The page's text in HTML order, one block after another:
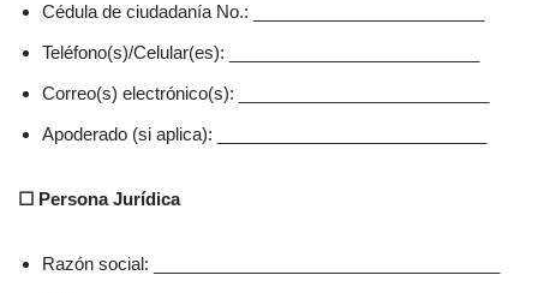
Cédula de ciudadanía No.: ________________________
Teléfono(s)/Celular(es): __________________________
Correo(s) electrónico(s): __________________________
Apoderado (si aplica): ____________________________
☐ Persona Jurídica
Razón social: ____________________________________